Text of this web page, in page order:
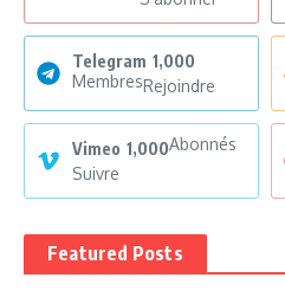
Telegram 1,000
MembresRejoindre
Vimeo 1,000Abonnés
Suivre
Featured Posts